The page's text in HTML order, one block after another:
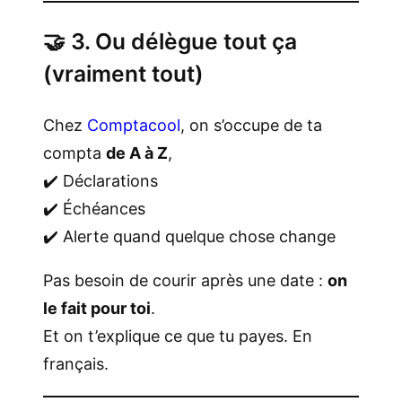
🤝 3. Ou délègue tout ça
(vraiment tout)
Chez Comptacool, on s’occupe de ta
compta de A à Z,
✔️ Déclarations
✔️ Échéances
✔️ Alerte quand quelque chose change
Pas besoin de courir après une date : on
le fait pour toi.
Et on t’explique ce que tu payes. En
français.